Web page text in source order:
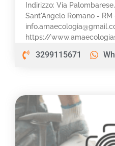
Indirizzo: Via
Sant'Angelo Romano - RM
https://
3299115671